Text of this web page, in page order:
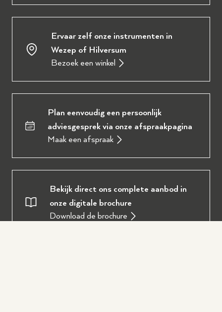
Ervaar zelf onze instrumenten in
Wezep of Hilversum
Bezoek een winkel
Plan eenvoudig een persoonlijk
adviesgesprek via onze afspraakpagina
Maak een afspraak
Bekijk direct ons complete aanbod in
onze digitale brochure
Download de brochure